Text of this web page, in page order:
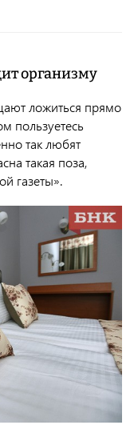
организму
ложиться прямо
пользуетесь
так любят
такая поза,
газеты».